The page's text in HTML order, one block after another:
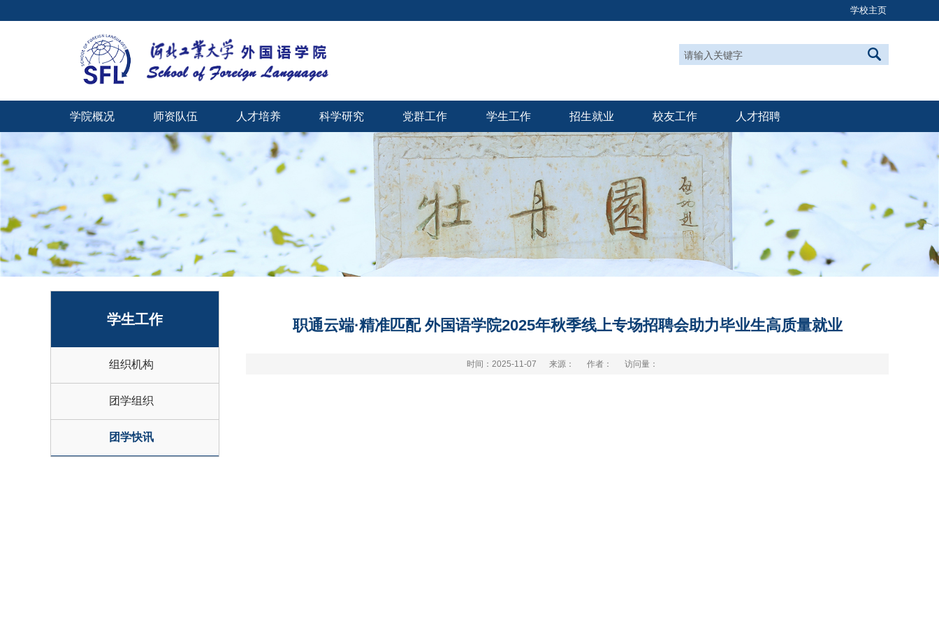
学校主页
学院概况 师资队伍 人才培养 科学研究 党群工作 学生工作 招生就业 校友工作 人才招聘
学生工作
组织机构
团学组织
团学快讯
职通云端·精准匹配 外国语学院2025年秋季线上专场招聘会助力毕业生高质量就业
时间：2025-11-07 来源： 作者： 访问量：